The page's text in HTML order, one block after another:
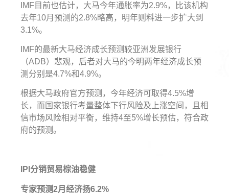
IMF目前也估计，大马今年通胀率为2.9%，比该机构
去年10月预测的2.8%略高，明年则料进一步扩大到
3.1%。
IMF的最新大马经济成长预测较亚洲发展银行
（ADB）悲观，后者对大马的今明两年经济成长预
测分别是4.7%和4.9%。
根据大马政府官方预测，今年经济可取得4.5%增
长，而国家银行考量整体下行风险及上涨空间，且相
信市场风险相对平衡，维持4至5%增长预估，符合政
府的预测。
IPI分销贸易棕油稳健
专家预测2月经济扬6.2%